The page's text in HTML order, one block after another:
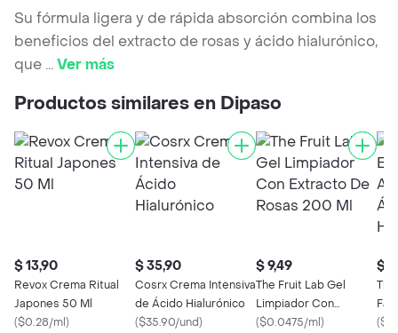
Su fórmula ligera y de rápida absorción combina los
beneficios del extracto de rosas y ácido hialurónico,
que ...Ver más
Productos similares en Dipaso
$ 13,90
Revox Crema Ritual
Japones 50 Ml
($0.28/ml)
$ 35,90
Cosrx Crema Intensiva
de Ácido Hialurónico
($35.90/und)
$ 9,49
The Fruit Lab Gel
Limpiador Con
Extracto De Rosas
($0.0475/ml)
$
(